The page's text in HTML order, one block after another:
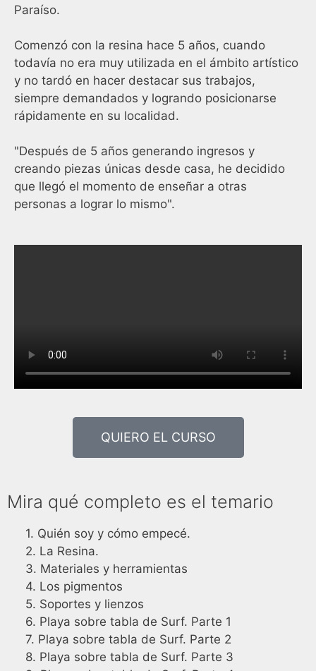
Paraíso.
Comenzó con la resina hace 5 años, cuando
todavía no era muy utilizada en el ámbito artístico
y no tardó en hacer destacar sus trabajos,
siempre demandados y logrando posicionarse
rápidamente en su localidad.
"Después de 5 años generando ingresos y
creando piezas únicas desde casa, he decidido
que llegó el momento de enseñar a otras
personas a lograr lo mismo".
QUIERO EL CURSO
Mira qué completo es el temario
1. Quién soy y cómo empecé.
2. La Resina.
3. Materiales y herramientas
4. Los pigmentos
5. Soportes y lienzos
6. Playa sobre tabla de Surf. Parte 1
7. Playa sobre tabla de Surf. Parte 2
8. Playa sobre tabla de Surf. Parte 3